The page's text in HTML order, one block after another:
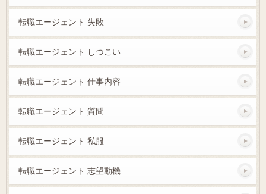
転職エージェント 失敗
転職エージェント しつこい
転職エージェント 仕事内容
転職エージェント 質問
転職エージェント 私服
転職エージェント 志望動機